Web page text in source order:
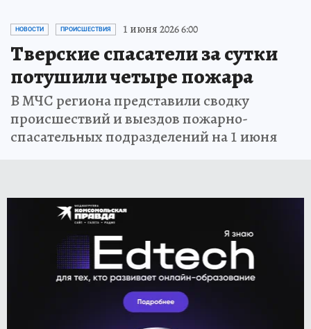
НОВОСТИ ПРОИСШЕСТВИЯ 1 июня 2026 6:00
Тверские спасатели за сутки
потушили четыре пожара
В МЧС региона представили сводку
происшествий и выездов пожарно-
спасательных подразделений на 1 июня